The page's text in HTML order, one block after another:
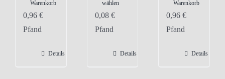
Warenkorb
0,96 €
Pfand
Details
wählen
Produkt
Varianten
0,08 €
Pfand
Details
Warenkorb
0,96€
Pfand
Details